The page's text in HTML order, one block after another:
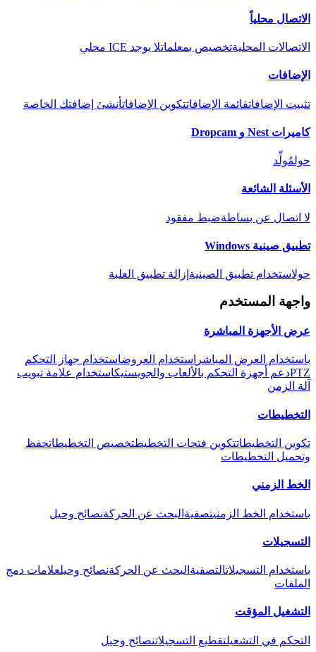
الاتصال محلياً
الاتصالات المحليةتخصيص بمعلماتلا يوجد ICE محلي
الإضافات
تثبيت الإضافاتقائمة الإضافاتتكوين الإضافاتأنشئ إضافتك الخاصة
كاميرات Nest و Dropcam
حولمُولِّد
الأسئلة الشائعة
لا اتصال عن بساطةضبط مفقود
تطبيق صينية Windows
حولاستخدام تطبيق الصينية إزالة تطبيق العلبة
واجهة المستخدم
عرض الأجهزة المباشرة
باستخدام العرض المباشر استخدام العروضاستخدام جهاز التحكم
PTZدعم أجهزة التحكم بالألعاب والجويستيكاستخدام علامة تبويب
آلة الزمن
التخطيطات
تكوين التخطيطاتتكوين فتحات التخطيطتخصيص التخطيطاتحفظ
وتحميل التخطيطات
الخط الزمني
باستخدام الخط الزمنيتصفية البحث عن الحركةنصائح وحيل
التسجيلات
باستخدام التسجيلاتالتصفية البحث عن الحركةنصائح وحيلعلامات دمج
الملفات
التشغيل المؤقت
التحكم في التشغيلتقطيع التسجيلاتنصائح وحيل